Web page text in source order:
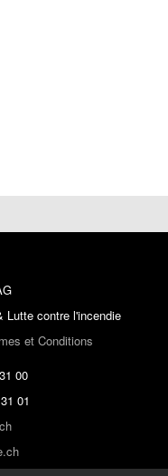
Lutte contre l'incendie
et Conditions
00
01